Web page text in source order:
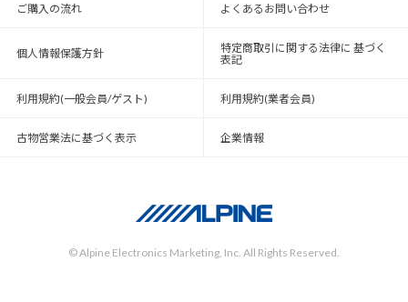
ご購入の流れ よくあるお問い合わせ
個人情報保護方針
特定商取引に関する法律に 基づく
表記
利用規約(一般会員/ゲスト) 利用規約(業者会員)
古物営業法に基づく表示 企業情報
© Alpine Electronics Marketing, Inc. All Rights Reserved.